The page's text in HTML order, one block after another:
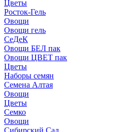
Цветы
Росток-Гель
Овощи
Овощи гель
СеДеК
Овощи БЕЛ пак
Овощи ЦВЕТ пак
Цветы
Наборы семян
Семена Алтая
Овощи
Цветы
Семко
Овощи
Сибирский Сад